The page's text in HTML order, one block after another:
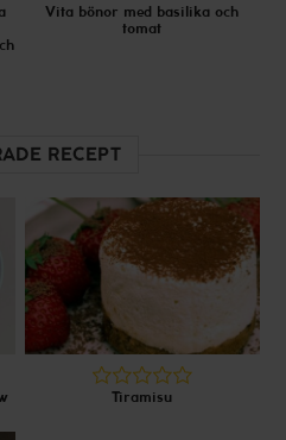
Vita bönor med basilika och
tomat
RECEPT
Tiramisu